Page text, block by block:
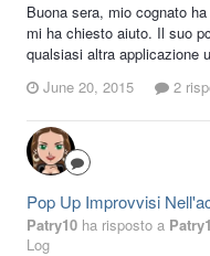
Buona sera, mio cognato
mi ha chiesto aiuto. Il suo
qualsiasi altra applicazione
June 20, 2015
2
Pop Up Improvvisi
Patry10 ha risposto a
Log